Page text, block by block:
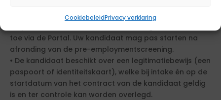
CookiebeleidPrivacy verklaring
een pre-employmentscreening plaatsvinden. Wij sturen
toe via de Portal. Uw kandidaat mag pas starten na
afronding van de pre-employmentscreening.
• De kandidaat beschikt over een legitimatiebewijs (een
paspoort of identiteitskaart), welke bij intake én op de
startdatum van het contract van de kandidaat geldig
is en ter controle kan worden overlegd.